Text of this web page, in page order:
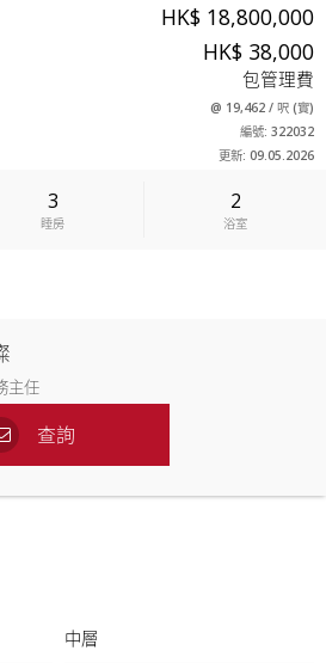
HK$ 18,800,000
HK$ 38,000
包管理費
@ 19,462/ 呎(實)
編號: 322032
更新: 09.05.2026
3
睡房
2
浴室
主任
查詢
中層